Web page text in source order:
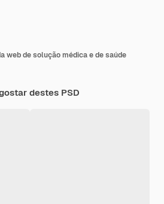
web de solução médica e de saúde
destes PSD